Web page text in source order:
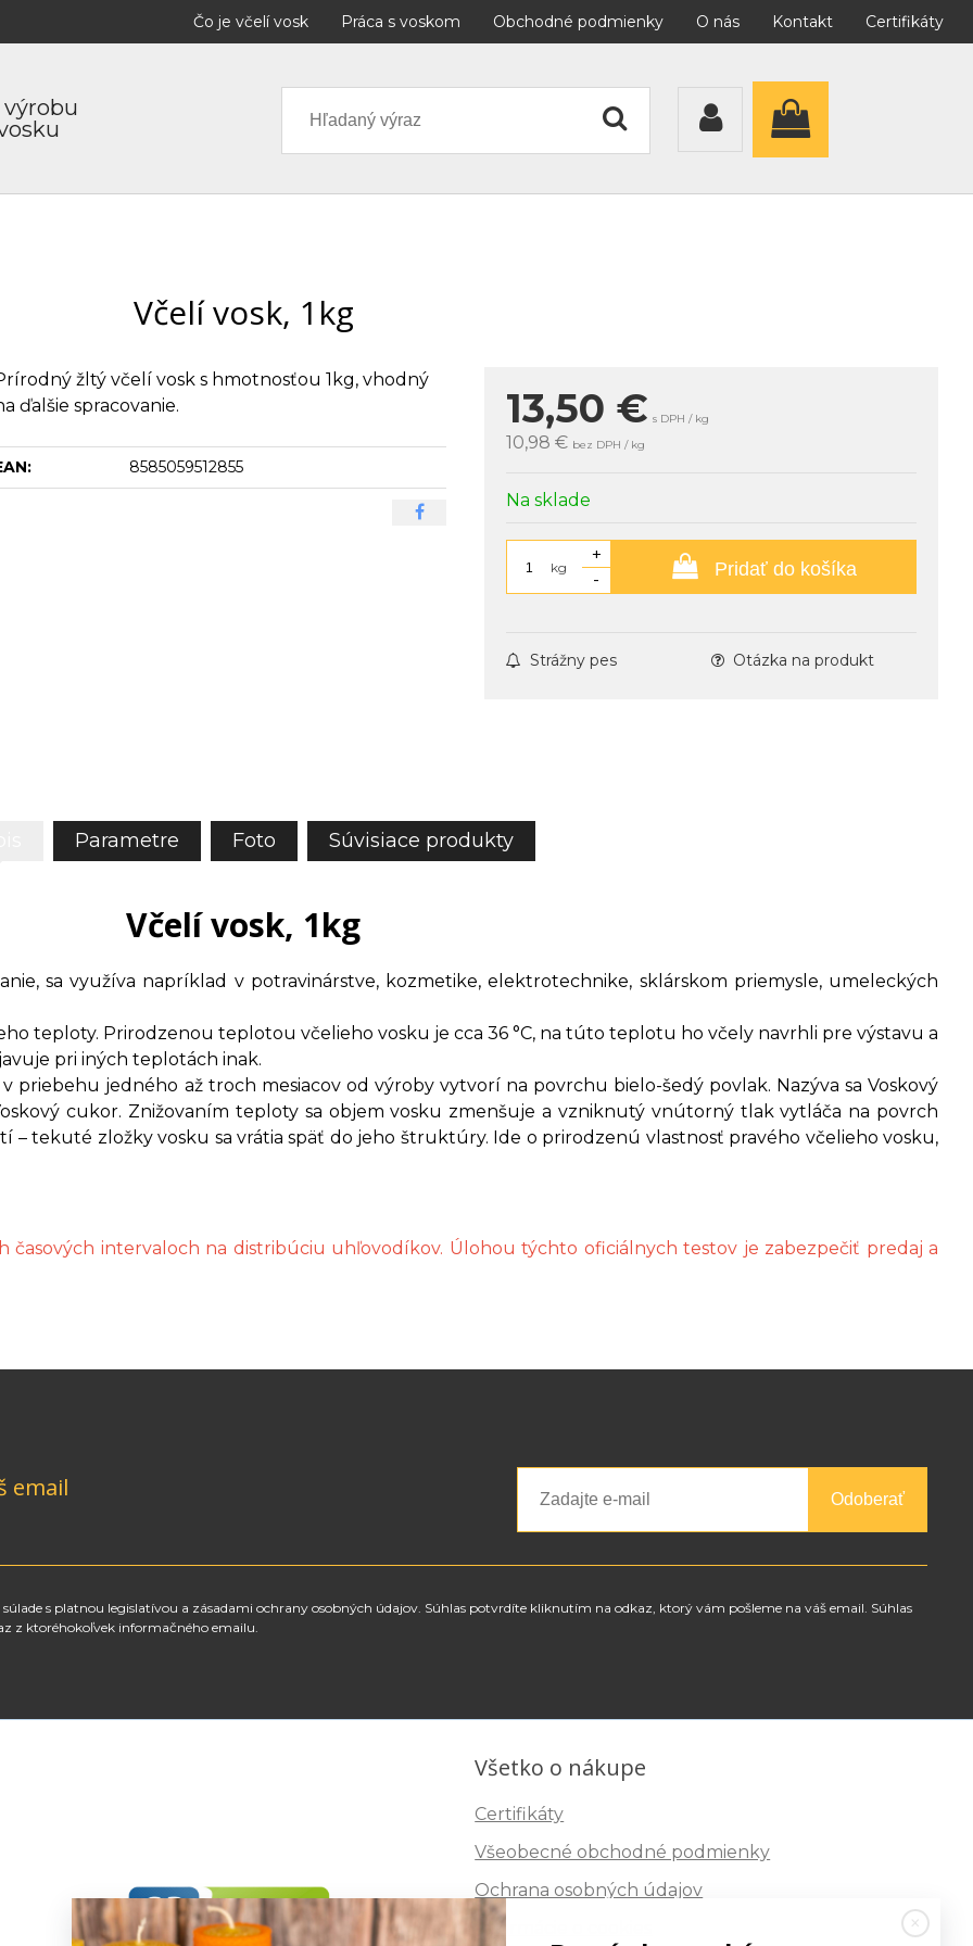
Čo je včelí vosk Práca s voskom Obchodné podmienky O nás Kontakt Certifikáty
Včelí vosk, 1kg
13,50 € s DPH / kg
10,98 € bez DPH / kg
Na sklade
kg
+
-
Pridať do košíka
Strážny pes Otázka na produkt
žltý včelí vosk s hmotnosťou 1kg, vhodný
ďalšie spracovanie.
8585059512855
Parametre Foto Súvisiace produkty
Včelí vosk, 1kg
sa využíva napríklad v potravinárstve, kozmetike, elektrotechnike, sklárskom priemysle, umeleckých
teploty. Prirodzenou teplotou včelieho vosku je cca 36 °C, na túto teplotu ho včely navrhli pre výstavu a
pri iných teplotách inak.
priebehu jedného až troch mesiacov od výroby vytvorí na povrchu bielo-šedý povlak. Nazýva sa Voskový
cukor. Znižovaním teploty sa objem vosku zmenšuje a vzniknutý vnútorný tlak vytláča na povrch
– tekuté zložky vosku sa vrátia späť do jeho štruktúry. Ide o prirodzenú vlastnosť pravého včelieho vosku,
časových intervaloch na distribúciu uhľovodíkov. Úlohou týchto oficiálnych testov je zabezpečiť predaj a
email Odoberať
s platnou legislatívou a zásadami ochrany osobných údajov. Súhlas potvrdíte kliknutím na odkaz, ktorý vám pošleme na váš email. Súhlas
z ktoréhokoľvek informačného emailu.
Všetko o nákupe
Certifikáty
Všeobecné obchodné podmienky
Ochrana osobných údajov
Informácie o cookies